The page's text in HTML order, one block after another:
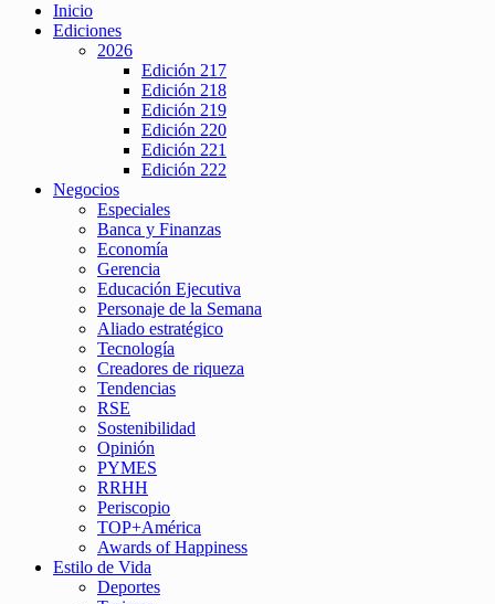
Inicio
Ediciones
2026
Edición 217
Edición 218
Edición 219
Edición 220
Edición 221
Edición 222
Negocios
Especiales
Banca y Finanzas
Economía
Gerencia
Educación Ejecutiva
Personaje de la Semana
Aliado estratégico
Tecnología
Creadores de riqueza
Tendencias
RSE
Sostenibilidad
Opinión
PYMES
RRHH
Periscopio
TOP+América
Awards of Happiness
Estilo de Vida
Deportes